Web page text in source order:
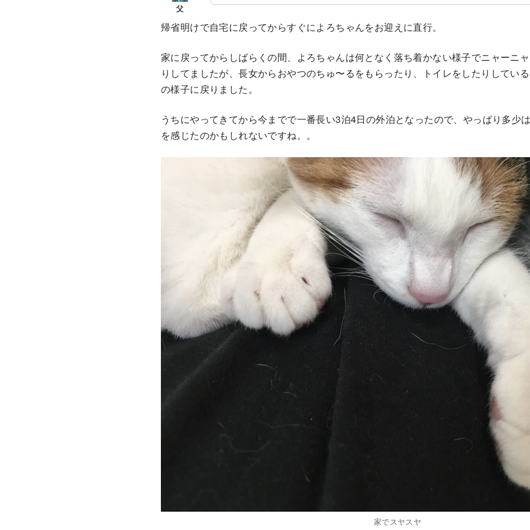
帰省明けで自宅に戻ってからすぐによろちゃんをお迎えに直行。
家に戻ってからしばらくの間、よろちゃんは何となく落ち着かない様子でニャーニ
りしてましたが、長女からおやつのちゅ〜るをもらったり、トイレをしたりしてい
の様子に戻りました。
うちにやってきてから今までで一番長い3泊4日の外泊となったので、やっぱり多少
を感じたのかもしれないですね。。
家でスヤスヤ